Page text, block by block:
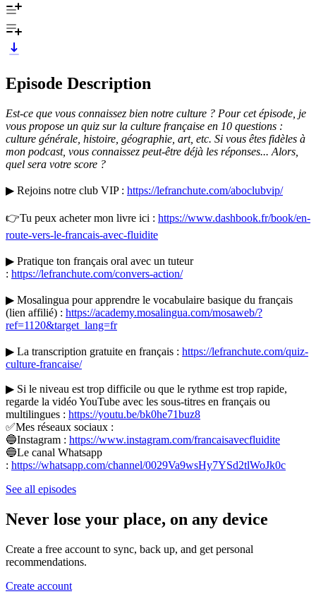
Episode Description
Est-ce que vous connaissez bien notre culture ? Pour cet épisode, je
vous propose un quiz sur la culture française en 10 questions :
culture générale, histoire, géographie, art, etc. Si vous êtes fidèles à
mon podcast, vous connaissez peut-être déjà les réponses... Alors,
quel sera votre score ?
▶ Rejoins notre club VIP : https://lefranchute.com/aboclubvip/
👉Tu peux acheter mon livre ici : https://www.dashbook.fr/book/en-
route-vers-le-francais-avec-fluidite
▶ Pratique ton français oral avec un tuteur
: https://lefranchute.com/convers-action/
▶ Mosalingua pour apprendre le vocabulaire basique du français
(lien affilié) : https://academy.mosalingua.com/mosaweb/?
ref=1120&target_lang=fr
▶ La transcription gratuite en français : https://lefranchute.com/quiz-
culture-francaise/
▶ Si le niveau est trop difficile ou que le rythme est trop rapide,
regarde la vidéo YouTube avec les sous-titres en français ou
multilingues : https://youtu.be/bk0he71buz8
✅Mes réseaux sociaux :
🔵Instagram : https://www.instagram.com/francaisavecfluidite
🔵Le canal Whatsapp
: https://whatsapp.com/channel/0029Va9wsHy7YSd2tlWoJk0c
See all episodes
Never lose your place, on any device
Create a free account to sync, back up, and get personal
recommendations.
Create account